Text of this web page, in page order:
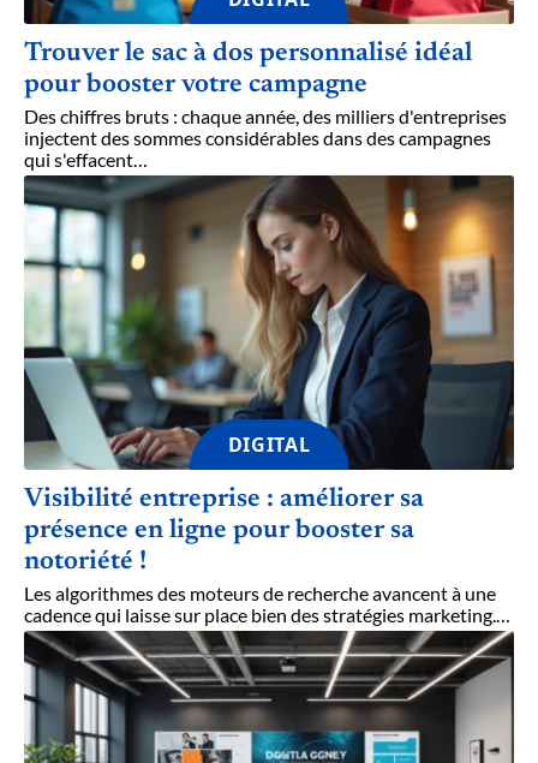
Trouver le sac à dos personnalisé idéal
pour booster votre campagne
Des chiffres bruts : chaque année, des milliers d'entreprises
injectent des sommes considérables dans des campagnes
qui s'effacent…
DIGITAL
Visibilité entreprise : améliorer sa
présence en ligne pour booster sa
notoriété !
Les algorithmes des moteurs de recherche avancent à une
cadence qui laisse sur place bien des stratégies marketing.…